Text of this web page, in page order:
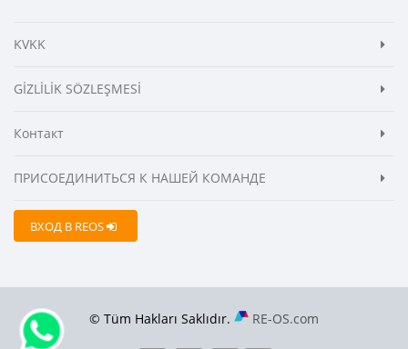
KVKK
GİZLİLİK SÖZLEŞMESİ
Контакт
ПРИСОЕДИНИТЬСЯ К НАШЕЙ КОМАНДЕ
ВХОД В REOS
© Tüm Hakları Saklıdır. RE-OS.com